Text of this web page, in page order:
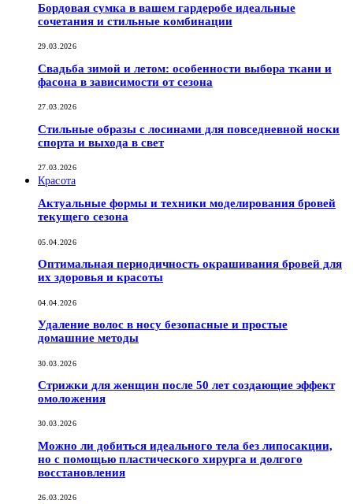
Бордовая сумка в вашем гардеробе идеальные
сочетания и стильные комбинации
29.03.2026
Свадьба зимой и летом: особенности выбора ткани и
фасона в зависимости от сезона
27.03.2026
Стильные образы с лосинами для повседневной носки
спорта и выхода в свет
27.03.2026
Красота
Актуальные формы и техники моделирования бровей
текущего сезона
05.04.2026
Оптимальная периодичность окрашивания бровей для
их здоровья и красоты
04.04.2026
Удаление волос в носу безопасные и простые
домашние методы
30.03.2026
Стрижки для женщин после 50 лет создающие эффект
омоложения
30.03.2026
Можно ли добиться идеального тела без липосакции,
но с помощью пластического хирурга и долгого
восстановления
26.03.2026